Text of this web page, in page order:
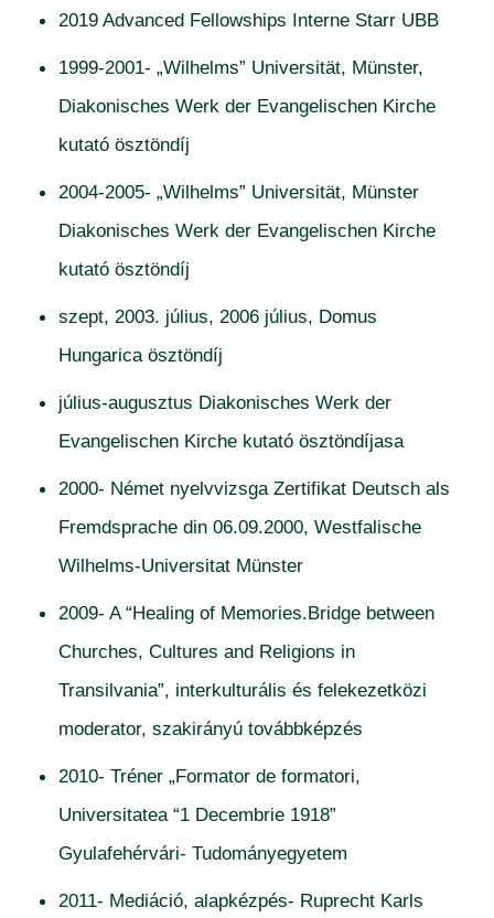
2019 Advanced Fellowships Interne Starr UBB
1999-2001- „Wilhelms” Universität, Münster,
Diakonisches Werk der Evangelischen Kirche
kutató ösztöndíj
2004-2005- „Wilhelms” Universität, Münster
Diakonisches Werk der Evangelischen Kirche
kutató ösztöndíj
szept, 2003. július, 2006 július, Domus
Hungarica ösztöndíj
július-augusztus Diakonisches Werk der
Evangelischen Kirche kutató ösztöndíjasa
2000- Német nyelvvizsga Zertifikat Deutsch als
Fremdsprache din 06.09.2000, Westfalische
Wilhelms-Universitat Münster
2009- A “Healing of Memories.Bridge between
Churches, Cultures and Religions in
Transilvania”, interkulturális és felekezetközi
moderator, szakirányú továbbképzés
2010- Tréner „Formator de formatori,
Universitatea “1 Decembrie 1918”
Gyulafehérvári- Tudományegyetem
2011- Mediáció, alapkézpés- Ruprecht Karls